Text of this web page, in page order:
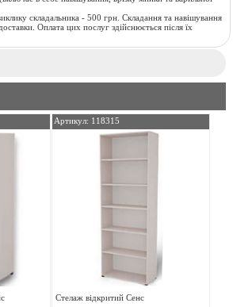
складальника - 500 грн. Складання та навішування
Оплата цих послуг здійснюється після їх
Артикул: 118315
Стелаж відкритий Сенс